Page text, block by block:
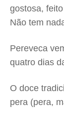
gostosa,
Não tem
Pereveca
quatro dias
O doce
pera (pera,